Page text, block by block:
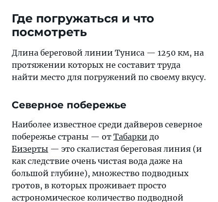
Где погружаться и что
посмотреть
Длина береговой линии Туниса — 1250 км, на
протяжении которых не составит труда
найти место для погружений по своему вкусу.
Северное побережье
Наиболее известное среди дайверов северное
побережье страны — от Табарки до
Бизерты — это скалистая береговая линия (и
как следствие очень чистая вода даже на
большой глубине), множество подводных
гротов, в которых проживает просто
астрономическое количество подводной